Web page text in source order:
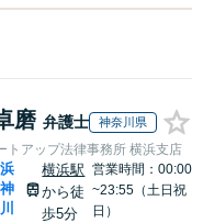
磨 弁護士 神奈川県
トアップ法律事務所 横浜支店
横浜駅
から徒
歩5分
営業時間：00:00
~23:55（土日祝
日）